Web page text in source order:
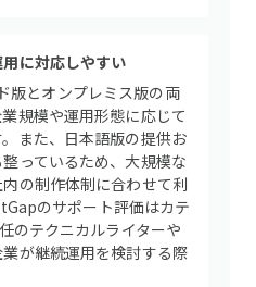
に対応しやすい
版とオンプレミス版の両
規模や運用形態に応じて
また、日本語版の提供お
っているため、大規模な
の制作体制に合わせて利
のサポート評価はカテ
のテクニカルライターや
が継続運用を検討する際